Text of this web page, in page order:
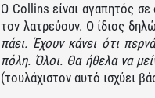
Ο Collins είναι αγαπητός
τον λατρεύουν. Ο ίδιος
πάει. Έχουν κάνει ότι
πόλη. Όλοι. Θα ήθελα να
(τουλάχιστον αυτό ισχύει